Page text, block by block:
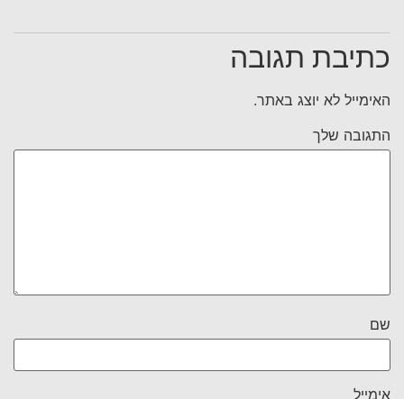
כתיבת תגובה
האימייל לא יוצג באתר.
התגובה שלך
שם
אימייל